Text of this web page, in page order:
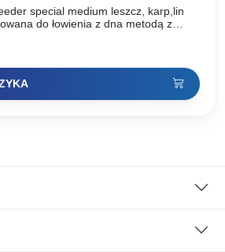
special medium leszcz, karp,lin
do łowienia z dna metodą z